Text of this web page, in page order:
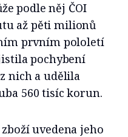
podle něj ČOI
až pěti milionů
prvním pololetí
pochybení
nich a udělila
560 tisíc korun.
uvedena jeho